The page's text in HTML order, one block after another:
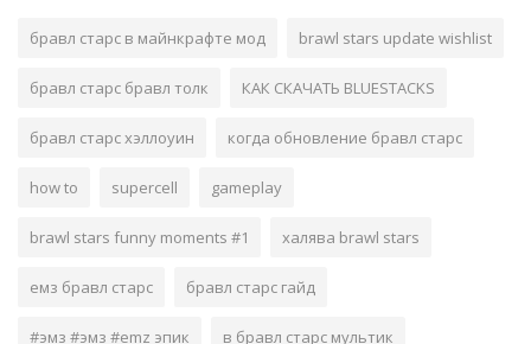
бравл старс в майнкрафте мод brawl stars update wishlist
бравл старс бравл толк КАК СКАЧАТЬ BLUESTACKS
бравл старс хэллоуин когда обновление бравл старс
how to supercell gameplay
brawl stars funny moments #1 халява brawl stars
емз бравл старс бравл старс гайд
#эмз #эмз #emz эпик в бравл старс мультик